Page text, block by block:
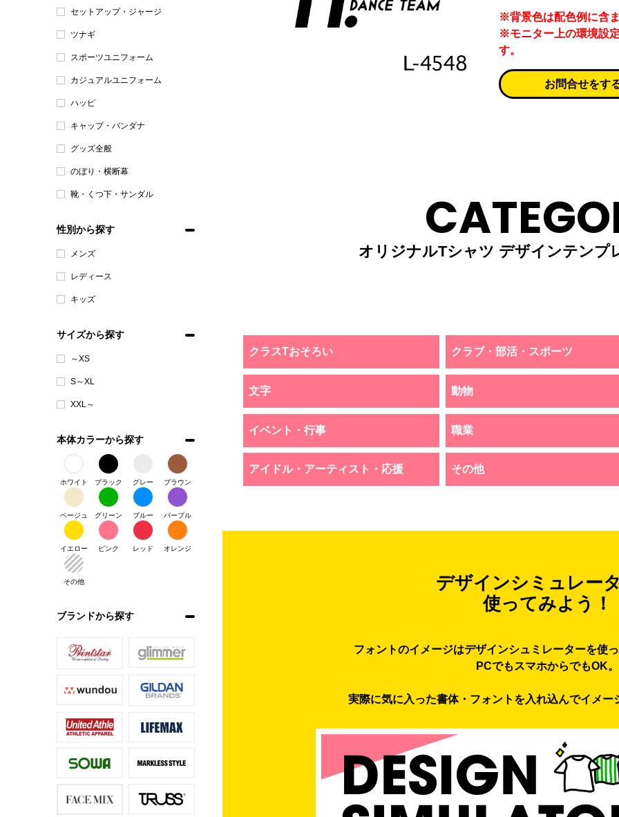
セットアップ・ジャージ
ツナギ
スポーツユニフォーム
カジュアルユニフォーム
ハッピ
キャップ・バンダナ
グッズ全般
のぼり・横断幕
靴・くつ下・サンダル
性別から探す
メンズ
レディース
キッズ
サイズから探す
～XS
S～XL
XXL～
本体カラーから探す
ホワイト ブラック グレー ブラウン
ベージュ グリーン ブルー パープル
イエロー ピンク レッド オレンジ
その他
ブランドから探す
※背景色は配色例に含
※モニター上の環境設
す。
お問合せをす
オリジナルTシャツ デザインテンプ
クラスTおそろい クラブ・部活・スポーツ
文字 動物
イベント・行事 職業
アイドル・アーティスト・応援 その他
デザインシミュレー
使ってみよう！
フォントのイメージはデザインシュミレーターを使
PCでもスマホからでもOK。
実際に気に入った書体・フォントを入れ込んでイメー